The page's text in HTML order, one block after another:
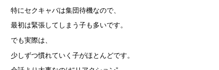
特にセクキャバは集団待機なので、
最初は緊張してしまう子も多いです。
でも実際は、
少しずつ慣れていく子がほとんどです。